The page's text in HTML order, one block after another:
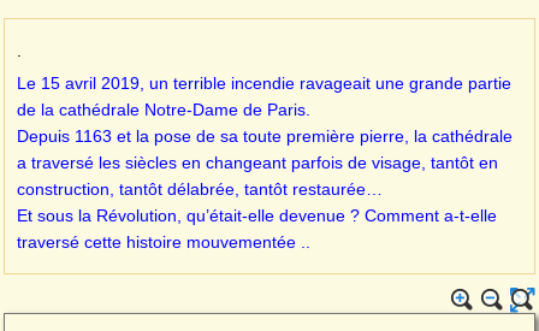
Le 15 avril 2019, un terrible incendie ravageait une grande partie
de la cathédrale Notre-Dame de Paris.
Depuis 1163 et la pose de sa toute première pierre, la cathédrale
a traversé les siècles en changeant parfois de visage, tantôt en
construction, tantôt délabrée, tantôt restaurée…
Et sous la Révolution, qu’était-elle devenue ? Comment a-t-elle
traversé cette histoire mouvementée ..